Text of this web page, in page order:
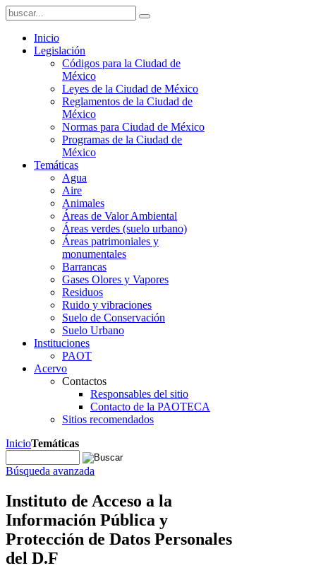
Inicio
Legislación
Códigos para la Ciudad de
México
Leyes de la Ciudad de México
Reglamentos de la Ciudad de
México
Normas para Ciudad de México
Programas de la Ciudad de
México
Temáticas
Agua
Aire
Animales
Áreas de Valor Ambiental
Áreas verdes (suelo urbano)
Áreas patrimoniales y
monumentales
Barrancas
Gases Olores y Vapores
Residuos
Ruido y vibraciones
Suelo de Conservación
Suelo Urbano
Instituciones
PAOT
Acervo
Contactos
Responsables del sitio
Contacto de la PAOTECA
Sitios recomendados
InicioTemáticas
Búsqueda avanzada
Instituto de Acceso a la
Información Pública y
Protección de Datos Personales
del D.F